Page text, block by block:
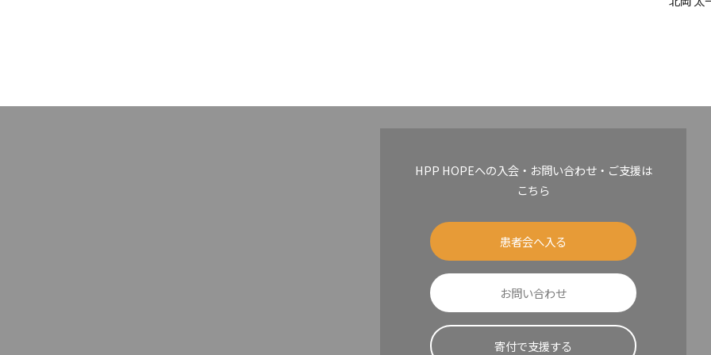
HPP HOPEへの入会・お問い合わせ・ご支援は
こちら
患者会へ入る
お問い合わせ
寄付で支援する